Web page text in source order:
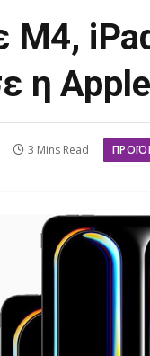
Μ4,
η Apple
3 Mins Read